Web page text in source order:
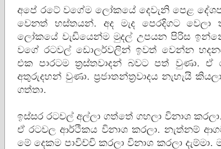
අපේ රටේ වගේම ලෝකයේ දෙවැනි පෙළ
වෙනත් හස්තයන්. අද මැද පෙරදිගට වෙලා
ලෝකයේ වැඩියෙන්ම මුදල් උපයන පිරිස ඉන්නේ
වගේ රටවල් ඩොලර්වලින් ඉවත් වෙන්න
එක පාරටම ත්‍රස්තවාදන් බවට පත් වුණා.
අතුරුදහන් වුණා. ප්‍රජාතන්ත්‍රවාදය නැහැයි
ගත්තා.
ඉස්සර රටවල් අල්ලා ගත්තේ ගහලා විනාශ
ඒ රටවල ආර්ථිකය විනාශ කරලා. නැත්නම්
මේ දෙකම පාවිච්චි කරලා විනාශ කරලා